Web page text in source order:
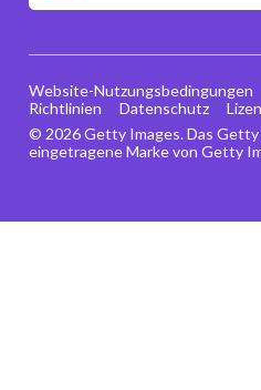
© 2026 Getty Images. Das
eingetragene Marke von Getty
Website-Nutzungsbedingungen
Richtlinien
Datenschutz